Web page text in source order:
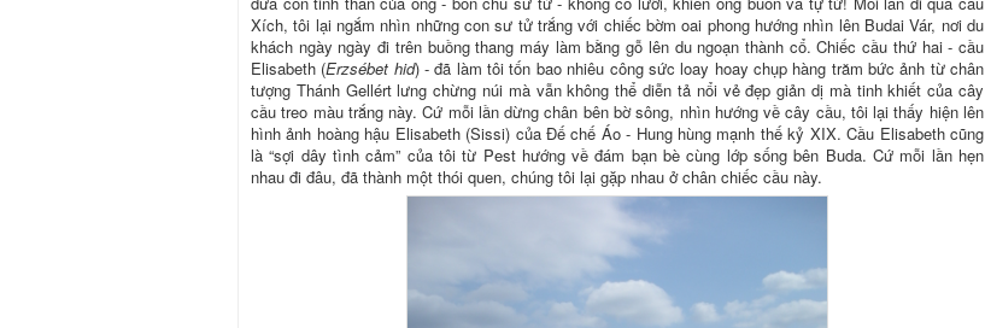
Xích, tôi lại ngắm nhìn những con sư tử trắng với chiếc bờm oai phong hướng nhìn lên Budai Vár, nơi du
khách ngày ngày đi trên buồng thang máy làm bằng gỗ lên du ngoạn thành cổ. Chiếc cầu thứ hai - cầu
Elisabeth (Erzsébet hid) - đã làm tôi tốn bao nhiêu công sức loay hoay chụp hàng trăm bức ảnh từ chân
tượng Thánh Gellért lưng chừng núi mà vẫn không thể diễn tả nổi vẻ đẹp giản dị mà tinh khiết của cây
cầu treo màu trắng này. Cứ mỗi lần dừng chân bên bờ sông, nhìn hướng về cây cầu, tôi lại thấy hiện lên
hình ảnh hoàng hậu Elisabeth (Sissi) của Đế chế Áo - Hung hùng mạnh thế kỷ XIX. Cầu Elisabeth cũng
là “sợi dây tình cảm” của tôi từ Pest hướng về đám bạn bè cùng lớp sống bên Buda. Cứ mỗi lần hẹn
nhau đi đâu, đã thành một thói quen, chúng tôi lại gặp nhau ở chân chiếc cầu này.